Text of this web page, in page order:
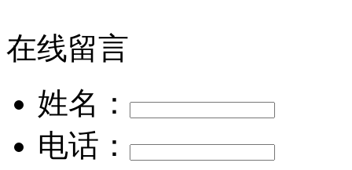
在线留言
姓名：
电话：